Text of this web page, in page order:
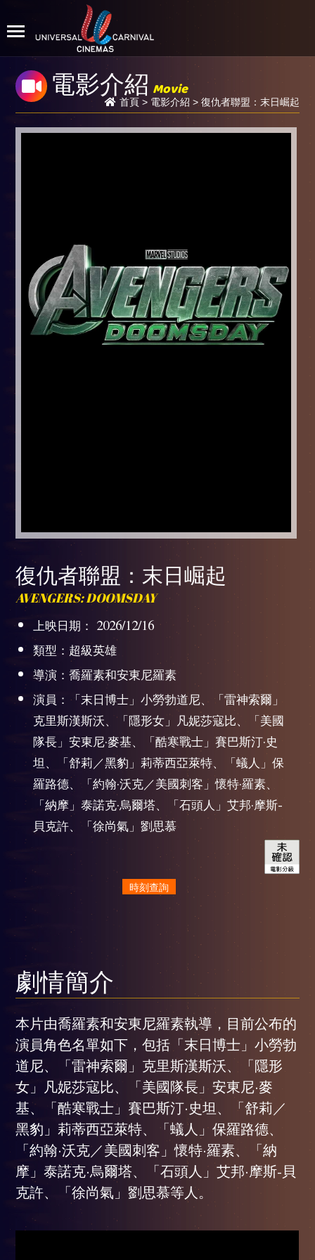
電影介紹 Movie
首頁> 電影介紹 > 復仇者聯盟：末日崛起
復仇者聯盟：末日崛起
AVENGERS: DOOMSDAY
上映日期： 2026/12/16
類型：超級英雄
導演：喬羅素和安東尼羅素
演員：「末日博士」小勞勃道尼、「雷神索爾」
克里斯漢斯沃、「隱形女」凡妮莎寇比、「美國
隊長」安東尼·麥基、「酷寒戰士」賽巴斯汀·史
坦、「舒莉／黑豹」莉蒂西亞萊特、「蟻人」保
羅路德、「約翰·沃克／美國刺客」懷特·羅素、
「納摩」泰諾克·烏爾塔、「石頭人」艾邦·摩斯-
貝克許、「徐尚氣」劉思慕
時刻查詢
劇情簡介
本片由喬羅素和安東尼羅素執導，目前公布的
演員角色名單如下，包括「末日博士」小勞勃
道尼、「雷神索爾」克里斯漢斯沃、「隱形
女」凡妮莎寇比、「美國隊長」安東尼·麥
基、「酷寒戰士」賽巴斯汀·史坦、「舒莉／
黑豹」莉蒂西亞萊特、「蟻人」保羅路德、
「約翰·沃克／美國刺客」懷特·羅素、「納
摩」泰諾克·烏爾塔、「石頭人」艾邦·摩斯-貝
克許、「徐尚氣」劉思慕等人。